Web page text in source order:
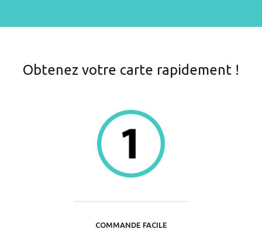
Obtenez votre carte rapidement !
COMMANDE FACILE